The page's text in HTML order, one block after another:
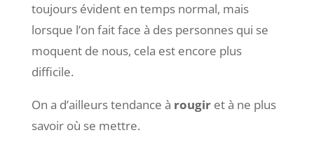
toujours évident en temps normal, mais
lorsque l’on fait face à des personnes qui se
moquent de nous, cela est encore plus
difficile.
On a d’ailleurs tendance à rougiret à ne plus
savoir où se mettre.